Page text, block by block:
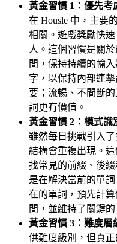
黃金習慣 1：優先考
在 Housle 中，主要
相關。遊戲獎勵快
人。這個習慣是關
間，保持持續的輸
字，以保持內部連
要；流暢、不間斷
詞更有價值。
黃金習慣 2：模式識
雖然每日挑戰引入
結構會重複出現。
找常見的前綴、後
是在解決當前的單
在的單詞，預先計
間，並維持了關鍵
黃金習慣 3：難度層
供難度級別，但真